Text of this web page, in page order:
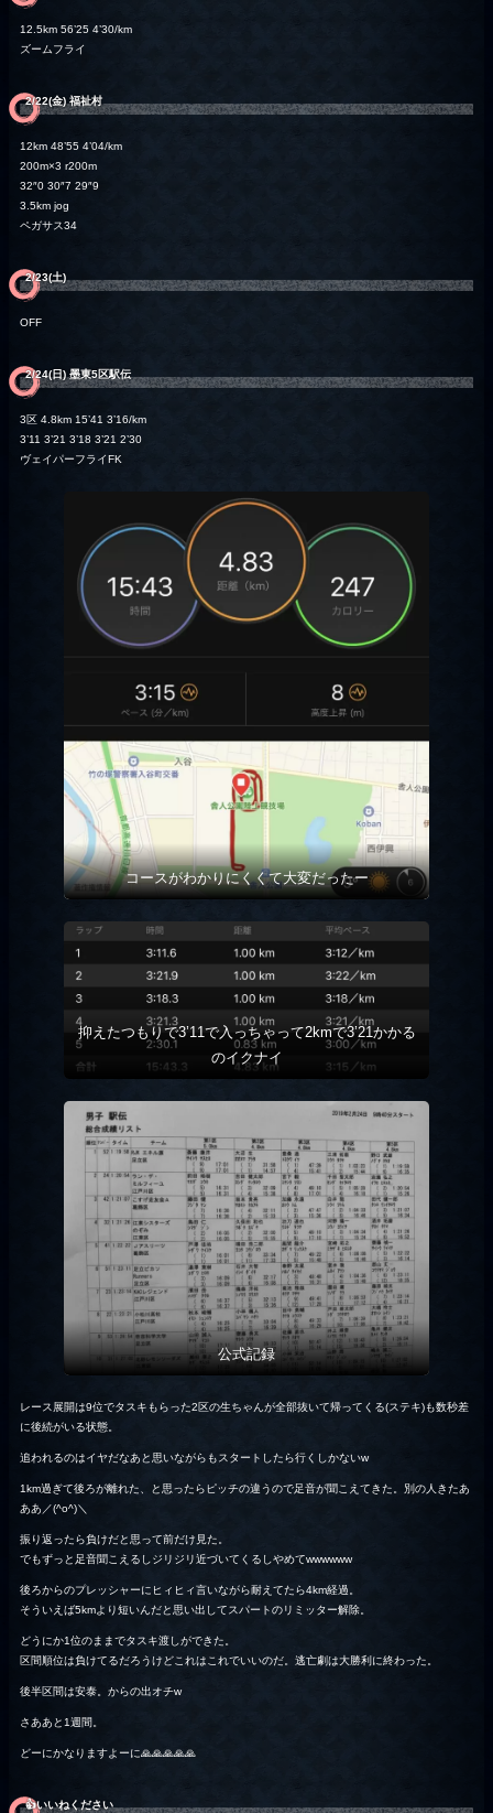
12.5km 56’25 4’30/km
ズームフライ
2/22(金) 福祉村
12km 48’55 4’04/km
200m×3 r200m
32″0 30″7 29″9
3.5km jog
ペガサス34
2/23(土)
OFF
2/24(日) 墨東5区駅伝
3区 4.8km 15’41 3’16/km
3’11 3’21 3’18 3’21 2’30
ヴェイパーフライFK
コースがわかりにくくて大変だったー
抑えたつもりで3’11で入っちゃって2kmで3’21かかる
のイクナイ
公式記録
レース展開は9位でタスキもらった2区の生ちゃんが全部抜いて帰ってくる(ステキ)も数秒差
に後続がいる状態。
追われるのはイヤだなあと思いながらもスタートしたら行くしかないw
1km過ぎて後ろが離れた、と思ったらピッチの違うので足音が聞こえてきた。別の人きたあ
ああ／(^o^)＼
振り返ったら負けだと思って前だけ見た。
でもずっと足音聞こえるしジリジリ近づいてくるしやめてwwwwww
後ろからのプレッシャーにヒィヒィ言いながら耐えてたら4km経過。
そういえば5kmより短いんだと思い出してスパートのリミッター解除。
どうにか1位のままでタスキ渡しができた。
区間順位は負けてるだろうけどこれはこれでいいのだ。逃亡劇は大勝利に終わった。
後半区間は安泰。からの出オチw
さああと1週間。
どーにかなりますよーに🙏🙏🙏🙏🙏
👍️いいねください